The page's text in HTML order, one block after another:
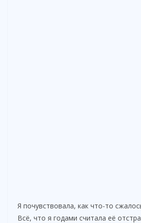
Я почувствовала, как что-то
Всё, что я годами считала её